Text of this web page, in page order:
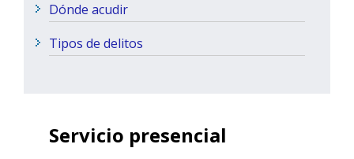
Dónde acudir
Tipos de delitos
Servicio presencial